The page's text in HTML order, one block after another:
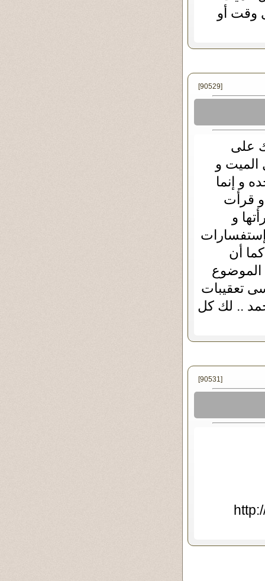
وقت أو
[90529]
على
و
و إنما
قرأت
و
أن
الموضوع
تعقيبات
.. لك كل
[90531]